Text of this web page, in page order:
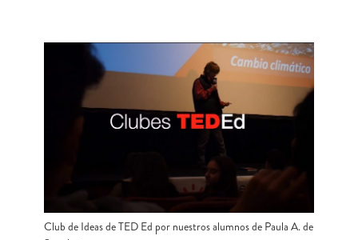
Club de Ideas de TED Ed por nuestros alumnos de Paula A. de